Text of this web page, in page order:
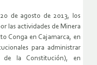
de agosto de 2013, los
las actividades de Minera
Conga en Cajamarca, en
para administrar
de la Constitución), en